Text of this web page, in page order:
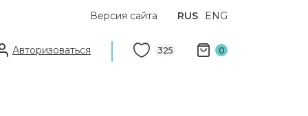
Версия сайта RUS ENG
Авторизоваться 325 0